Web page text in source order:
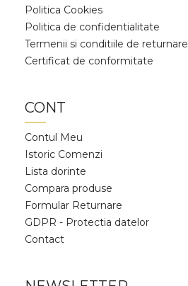
Politica Cookies
Politica de confidentialitate
Termenii si conditiile de returnare
Certificat de conformitate
CONT
Contul Meu
Istoric Comenzi
Lista dorinte
Compara produse
Formular Returnare
GDPR - Protectia datelor
Contact